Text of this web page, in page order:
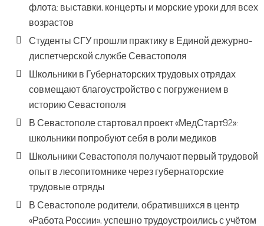
флота: выставки, концерты и морские уроки для всех
возрастов
Студенты СГУ прошли практику в Единой дежурно-
диспетчерской службе Севастополя
Школьники в Губернаторских трудовых отрядах
совмещают благоустройство с погружением в
историю Севастополя
В Севастополе стартовал проект «МедСтарт92»:
школьники попробуют себя в роли медиков
Школьники Севастополя получают первый трудовой
опыт в лесопитомнике через губернаторские
трудовые отряды
В Севастополе родители, обратившихся в центр
«Работа России», успешно трудоустроились с учётом